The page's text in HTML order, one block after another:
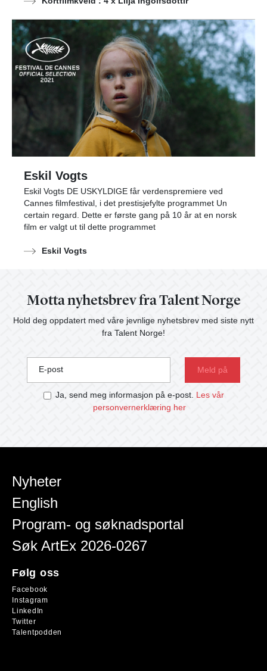
Eskil Vogts
Eskil Vogts DE USKYLDIGE får verdenspremiere ved
Cannes filmfestival, i det prestisjefylte programmet Un
certain regard. Dette er første gang på 10 år at en norsk
film er valgt ut til dette programmet
Eskil Vogts
Motta nyhetsbrev fra Talent Norge
Hold deg oppdatert med våre jevnlige nyhetsbrev med siste nytt
fra Talent Norge!
E-post
Ja, send meg informasjon på e-post. Les vår
personvernerklæring her
Nyheter
English
Program- og søknadsportal
Søk ArtEx 2026-0267
Følg oss
Facebook
Instagram
LinkedIn
Twitter
Talentpodden